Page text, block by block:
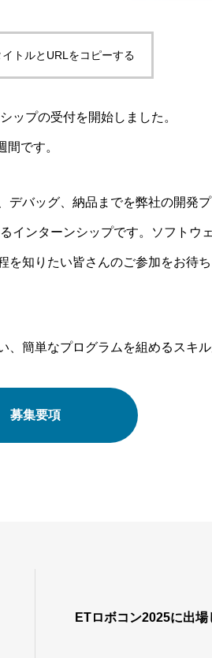
トルとURLをコピーする
ップの受付を開始しました。
です。
デバッグ、納品までを弊社の開発
インターンシップです。ソフトウ
を知りたい皆さんのご参加をお待
簡単なプログラムを組めるスキ
募集要項
ETロボコン2025に出場